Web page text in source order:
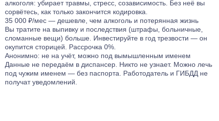
Лечение от ЛСД
Лечение от Мефедрона
Лечение от Лирики
Лечение от Экстази
Лечение от Фенозепама
Лечение от Бутирата
Лечение от Кокаина
Кодирование Агломиналом
Электроимпульсная терапия
Кодирование Током
Кодирование Селинкро
Кодирование Колме
Кодирование SITMST
Витамерц Депо
Лечение биполярного расстройства
Лечение панических атак
Лечение раздражительности
Лечение ПТСР
Лечение гиперактивности
Лечение деменции
Лечение дистимии
алкоголя: убирает травмы, стресс, созависимость. Без неё вы
сорвётесь, как только закончится кодировка.
35 000 ₽/мес — дешевле, чем алкоголь и потерянная жизнь
Вы тратите на выпивку и последствия (штрафы, больничные,
сломанные вещи) больше. Инвестируйте в год трезвости — он
окупится сторицей. Рассрочка 0%.
Анонимно: не на учёт, можно под вымышленным именем
Данные не передаём в диспансер. Никто не узнает. Можно лечь
под чужим именем — без паспорта. Работодатель и ГИБДД не
получат уведомлений.